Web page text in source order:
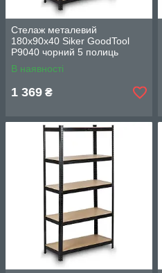
Стелаж металевий
180х90х40 Siker GoodTool
P9040 чорний 5 полиць
Новое!
В наявності
1 369 ₴